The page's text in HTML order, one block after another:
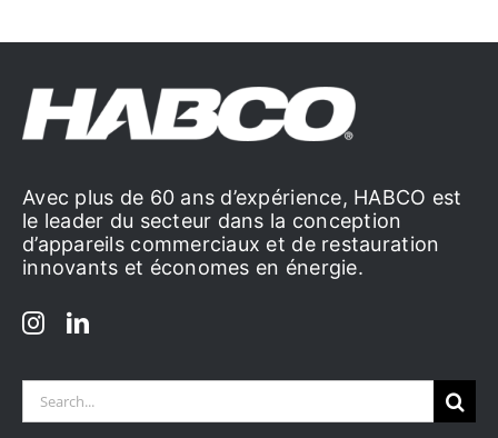
Avec plus de 60 ans d’expérience, HABCO est
le leader du secteur dans la conception
d’appareils commerciaux et de restauration
innovants et économes en énergie.
Search